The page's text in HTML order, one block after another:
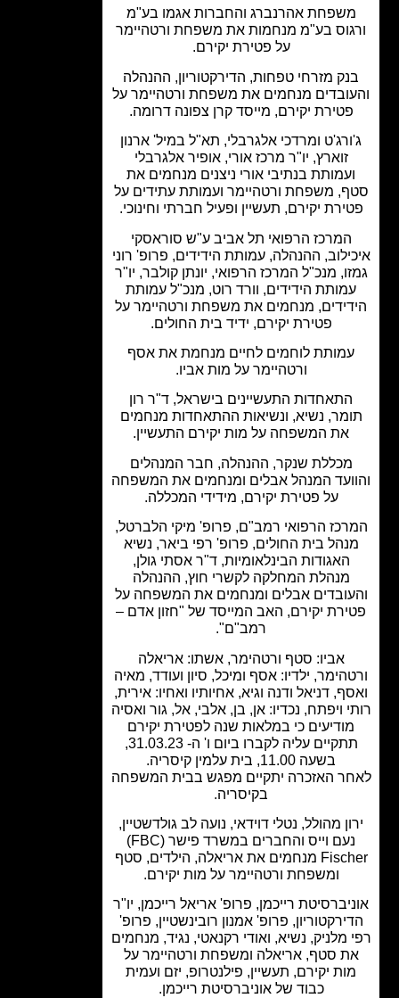
אהרנברג והחברות אגמו בע"מ
בע"מ מנחמות את משפחת ורטהיימר
על פטירת יקירם.
מזרחי טפחות, הדירקטוריון, ההנהלה
מנחמים את משפחת ורטהיימר על
פטירת יקירם, מייסד קרן צפונה דרומה.
ומרדכי אלגרבלי, תא"ל במיל' ארנון
זוארץ, יו"ר מרכז אורי, אופיר אלגרבלי
בנתיבי אורי ניצנים מנחמים את
משפחת ורטהיימר ועמותת עתידים על
יקירם, תעשיין ופעיל חברתי וחינוכי.
המרכז הרפואי תל אביב ע"ש סוראסקי
ההנהלה, עמותת הידידים, פרופ' רוני
מנכ"ל המרכז הרפואי, יונתן קולבר, יו"ר
הידידים, וורד רוט, מנכ"ל עמותת
מנחמים את משפחת ורטהיימר על
פטירת יקירם, ידיד בית החולים.
לוחמים לחיים מנחמת את אסף
ורטהיימר על מות אביו.
התאחדות התעשיינים בישראל, ד"ר רון
נשיא, ונשיאות ההתאחדות מנחמים
את המשפחה על מות יקירם התעשיין.
מכללת שנקר, ההנהלה, חבר המנהלים
המנהל אבלים ומנחמים את המשפחה
על פטירת יקירם, מידידי המכללה.
הרפואי רמב"ם, פרופ' מיקי הלברטל,
בית החולים, פרופ' רפי ביאר, נשיא
האגודות הבינלאומיות, ד"ר אסתי גולן,
מנהלת המחלקה לקשרי חוץ, ההנהלה
אבלים ומנחמים את המשפחה על
יקירם, האב המייסד של "חזון אדם –
רמב"ם".
אביו: סטף ורטהימר, אשתו: אריאלה
ילדיו: אסף ומיכל, סיון ועודד, מאיה
דניאל ודנה וגיא, אחיותיו ואחיו: אירית,
ויפתח, נכדיו: אן, בן, אלבי, אל, גור ואסיה
כי במלאות שנה לפטירת יקירם
תתקיים עליה לקברו ביום ו' ה- 31.03.23,
האזכרה יתקיים מפגש בבית המשפחה
בקיסריה.
מהולל, נטלי דוידאי, נועה לב גולדשטיין,
נעם וייס והחברים במשרד פישר (FBC)
Fischer מנחמים את אריאלה, הילדים, סטף
ומשפחת ורטהיימר על מות יקירם.
רייכמן, פרופ' אריאל רייכמן, יו"ר
פרופ' אמנון רובינשטיין, פרופ'
מלניק, נשיא, ואודי רקנאטי, נגיד, מנחמים
סטף, אריאלה ומשפחת ורטהיימר על
יקירם, תעשיין, פילנטרופ, יזם ועמית
כבוד של אוניברסיטת רייכמן.